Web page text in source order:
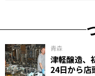
青森
津軽醸造、
24日から店